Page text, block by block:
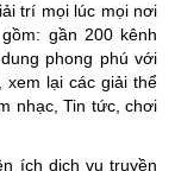
trí mọi lúc mọi nơi
gần 200 kênh
phong phú với
xem lại các giải thể
nhạc, Tin tức, chơi
ích dịch vụ truyền